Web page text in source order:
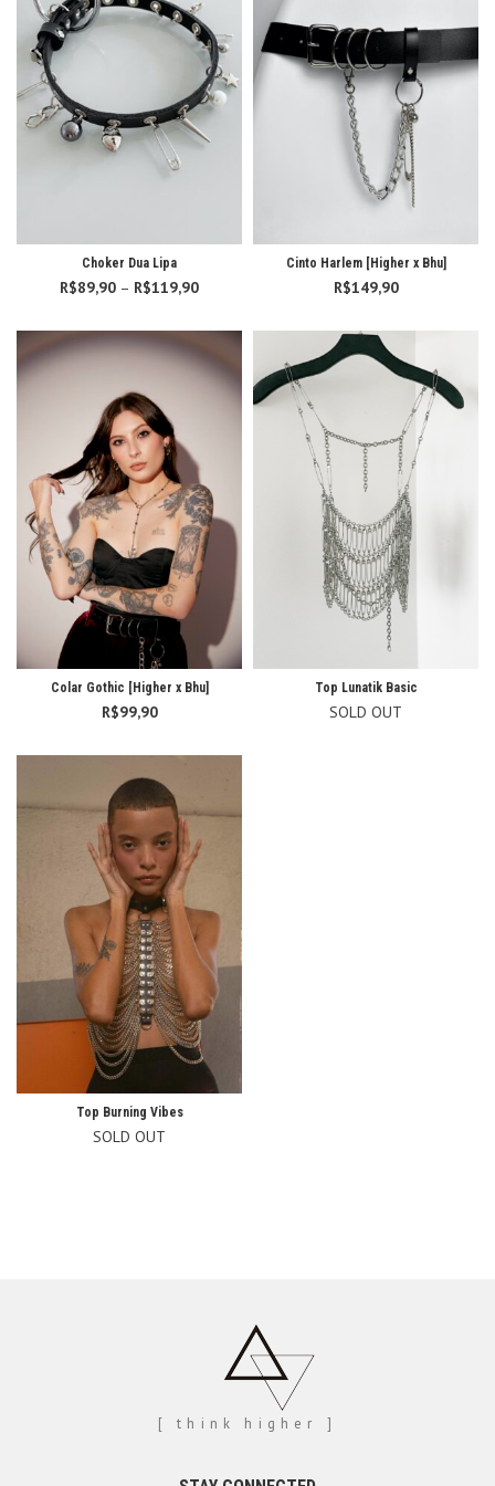
Choker Dua Lipa
R$89,90 – R$119,90
R$89,90
através
R$119,90
Cinto Harlem [Higher x Bhu]
R$149,90
Colar Gothic [Higher x Bhu]
R$99,90
Top Lunatik Basic
SOLD OUT
Top Burning Vibes
SOLD OUT
[ think higher ]